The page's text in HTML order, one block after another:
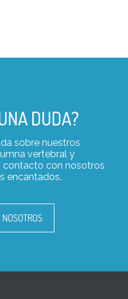
DUDA?
sobre nuestros
vertebral y
contacto con nosotros
encantados.